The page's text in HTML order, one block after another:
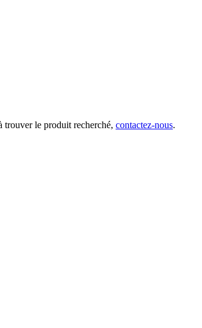
trouver le produit recherché, contactez-nous.